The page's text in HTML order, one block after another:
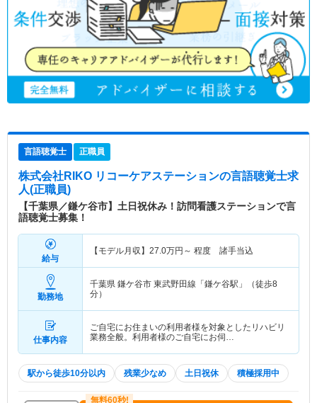
言語聴覚士 正職員
株式会社RIKO リコーケアステーションの言語聴覚士求
人(正職員)
【千葉県／鎌ケ谷市】土日祝休み！訪問看護ステーションで言
語聴覚士募集！
給与
【モデル月収】 27.0万円～ 程度 諸手当込
勤務地
千葉県 鎌ケ谷市 東武野田線「鎌ケ谷駅」（徒歩8
分）
仕事内容
ご自宅にお住まいの利用者様を対象としたリハビリ
業務全般。利用者様のご自宅にお伺…
駅から徒歩10分以内 残業少なめ 土日祝休 積極採用中